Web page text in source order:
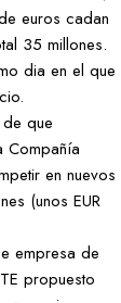
euros cadan
35 millones.
dia en el que
que
Compañía
en nuevos
(unos EUR
empresa de
propuesto